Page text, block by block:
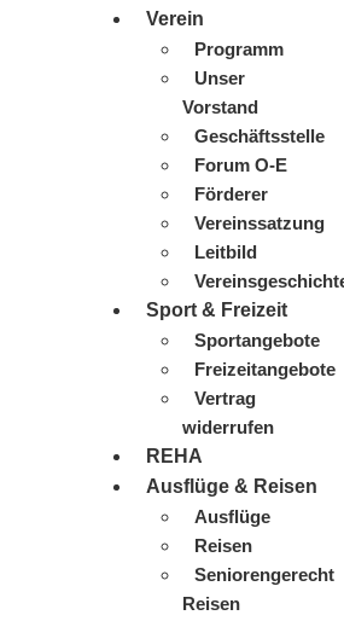
Verein
Programm
Unser
Vorstand
Geschäftsstelle
Forum O-E
Förderer
Vereinssatzung
Leitbild
Sport & Freizeit
Sportangebote
Freizeitangebote
Vertrag
widerrufen
REHA
Ausflüge & Reisen
Ausflüge
Reisen
Seniorengerecht
Reisen